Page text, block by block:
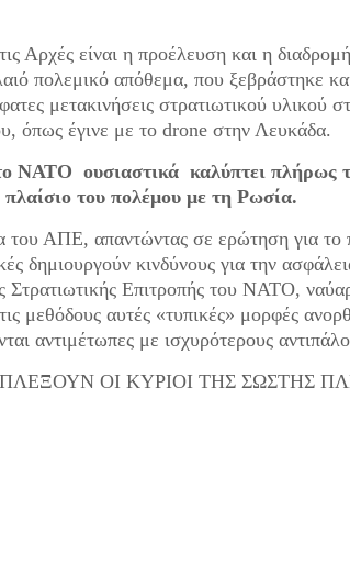
Αρχές είναι η προέλευση και η
πολεμικό απόθεμα, που ξεβράστηκε
μετακινήσεις στρατιωτικού υλικού
όπως έγινε με το drone στην Λευκάδα.
ΝΑΤΟ ουσιαστικά καλύπτει πλήρως
του πολέμου με τη Ρωσία.
ΑΠΕ, απαντώντας σε ερώτηση για το
δημιουργούν κινδύνους για την
Στρατιωτικής Επιτροπής του ΝΑΤΟ,
μεθόδους αυτές «τυπικές» μορφές
αντιμέτωπες με ισχυρότερους
ΟΙ ΚΥΡΙΟΙ ΤΗΣ ΣΩΣΤΗΣ